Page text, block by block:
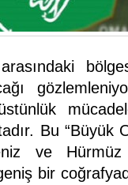
Bu
ve
bir